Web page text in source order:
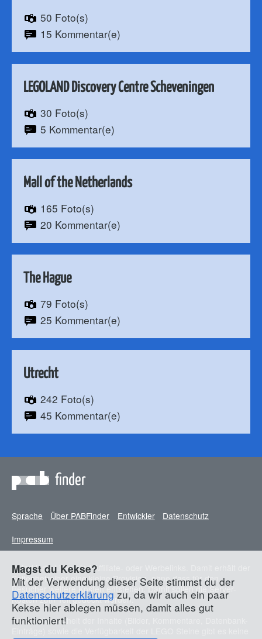
50 Foto(s)
15 Kommentar(e)
LEGOLAND Discovery Centre Scheveningen
30 Foto(s)
5 Kommentar(e)
Mall of the Netherlands
165 Foto(s)
20 Kommentar(e)
The Hague
79 Foto(s)
25 Kommentar(e)
Utrecht
242 Foto(s)
45 Kommentar(e)
finder
Sprache Über PABFinder Entwickler
Datenschutz
Impressum
* Markierte Links sind Affiliate- oder Werbelinks. Damit erhält der
Seitenbetreiber eine kleine Provision, ohne dass für den
Besucher weitere Kosten entstehen. Damit sollen die Server-
Kosten zum Teil gedeckt werden.
Für die Korrektheit der Inhalte (Bilder, Kommentare, Datenbank-
Magst du Kekse?
Mit der Verwendung dieser Seite stimmst du der
Datenschutzerklärung zu, da wir auch ein paar
Kekse hier ablegen müssen, damit alles gut
funktioniert!